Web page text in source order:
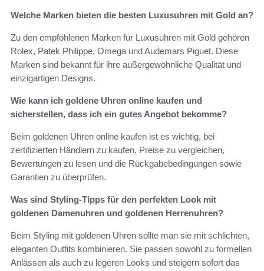
Welche Marken bieten die besten Luxusuhren mit Gold an?
Zu den empfohlenen Marken für Luxusuhren mit Gold gehören
Rolex, Patek Philippe, Omega und Audemars Piguet. Diese
Marken sind bekannt für ihre außergewöhnliche Qualität und
einzigartigen Designs.
Wie kann ich goldene Uhren online kaufen und
sicherstellen, dass ich ein gutes Angebot bekomme?
Beim goldenen Uhren online kaufen ist es wichtig, bei
zertifizierten Händlern zu kaufen, Preise zu vergleichen,
Bewertungen zu lesen und die Rückgabebedingungen sowie
Garantien zu überprüfen.
Was sind Styling-Tipps für den perfekten Look mit
goldenen Damenuhren und goldenen Herrenuhren?
Beim Styling mit goldenen Uhren sollte man sie mit schlichten,
eleganten Outfits kombinieren. Sie passen sowohl zu formellen
Anlässen als auch zu legeren Looks und steigern sofort das